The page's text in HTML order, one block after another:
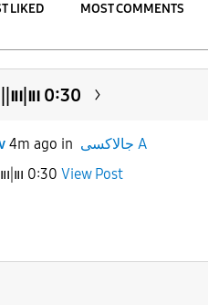
LIKED MOST COMMENTS
To
။၊|။၊ 0:30
4m ago in
جالاكسى A
၊|။၊ 0:30 View Post